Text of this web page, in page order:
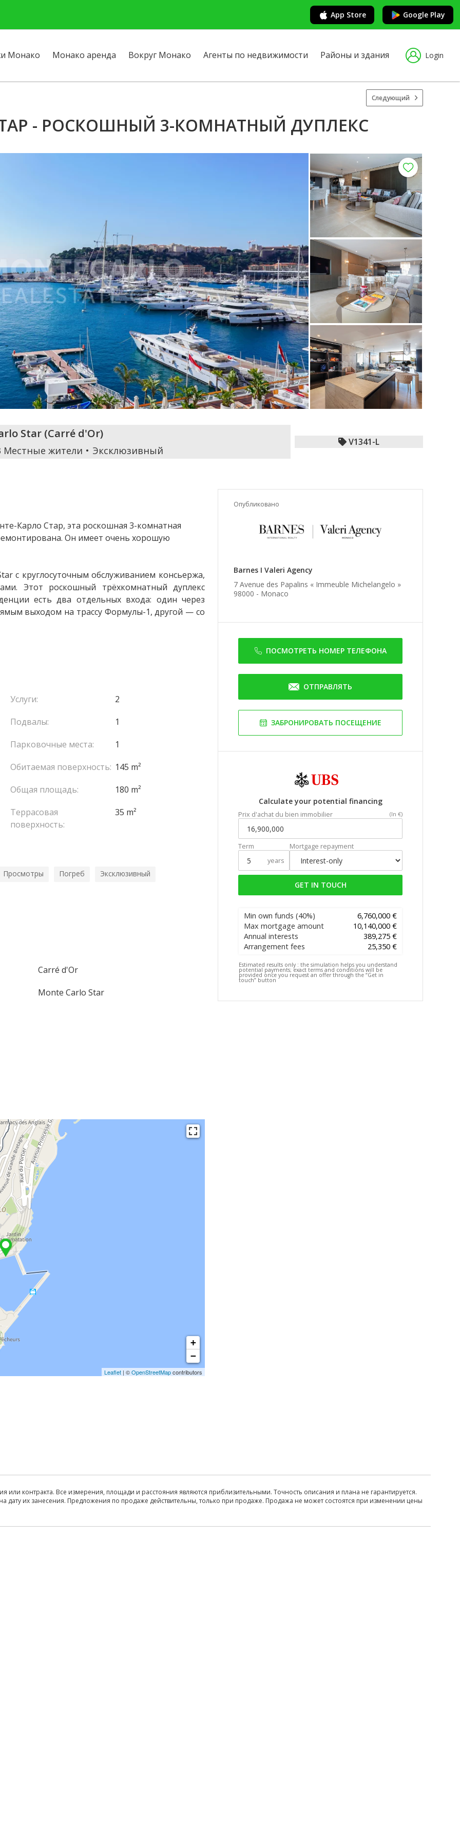
App Store Google Play
Монако Монако аренда Вокруг Монако Агенты по недвижимости Районы и здания Login
Следующий
- РОСКОШНЫЙ 3-КОМНАТНЫЙ ДУПЛЕКС
Star (Carré d'Or)
Местные жители Эксклюзивный
V1341-L
Опубликовано
Barnes I Valeri Agency
7 Avenue des Papalins « Immeuble Michelangelo »
98000 - Monaco
ПОСМОТРЕТЬ НОМЕР ТЕЛЕФОНА
ОТПРАВЛЯТЬ
ЗАБРОНИРОВАТЬ ПОСЕЩЕНИЕ
Calculate your potential financing
Prix d'achat du bien immobilier (In €)
Term
years
Mortgage repayment
GET IN TOUCH
Min own funds (40%)
6,760,000 €
Max mortgage amount
10,140,000 €
Annual interests
389,275 €
Arrangement fees
25,350 €
Estimated results only : the simulation helps you understand
potential payments; exact terms and conditions will be
provided once you request an offer through the “Get in
touch” button
Карло Стар, эта роскошная 3-комнатная
Он имеет очень хорошую
с круглосуточным обслуживанием консьержа,
Этот роскошный трёхкомнатный дуплекс
есть два отдельных входа: один через
выходом на трассу Формулы-1, другой — со
вид на порт и Скалу, а также очень красивое
и центральным островом. Вся площадка
Вторая спальня, которую также можно
и порта Монако, этот адрес обладает
доступ к главным центрам интереса
по однолетнему договору с продленным
€24,000.
Услуги:
2
Подвалы:
1
Парковочные места:
1
Обитаемая поверхность: 145 m²
Общая площадь:
180 m²
Террасовая
поверхность:
35 m²
Просмотры Погреб Эксклюзивный
Carré d'Or
Monte Carlo Star
+
−
Leaflet | ©OpenStreetMapcontributors
или контракта. Все измерения, площади и расстояния являются приблизительными. Точность описания и плана не гарантируется.
дату их занесения. Предложения по продаже действительны, только при продаже. Продажа не может состоятся при изменении цены